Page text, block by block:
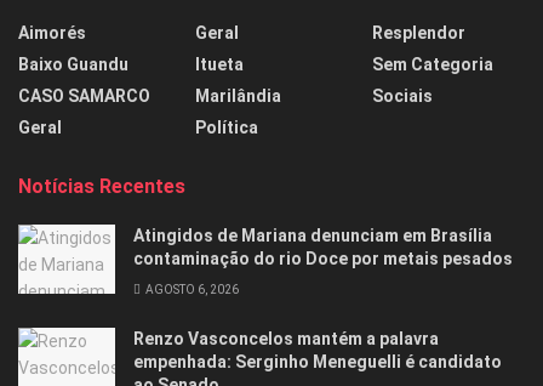
Aimorés
Baixo Guandu
CASO SAMARCO
Geral
Geral
Itueta
Marilândia
Política
Resplendor
Sem Categoria
Sociais
Notícias Recentes
Atingidos de Mariana denunciam em Brasília
contaminação do rio Doce por metais pesados
AGOSTO 6, 2026
Renzo Vasconcelos mantém a palavra
empenhada: Serginho Meneguelli é candidato